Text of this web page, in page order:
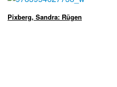
Pixberg, Sandra: Rügen